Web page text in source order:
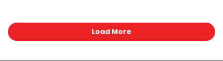
Load More